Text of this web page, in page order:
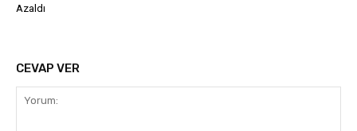
Azaldı
CEVAP VER